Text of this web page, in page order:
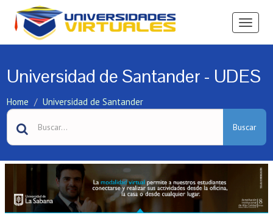
Ver
Universidad de Santander - UDES
Home Universidad de Santander
Buscar